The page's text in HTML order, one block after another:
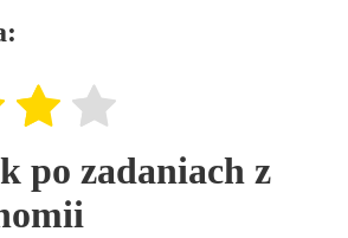
po zadaniach z